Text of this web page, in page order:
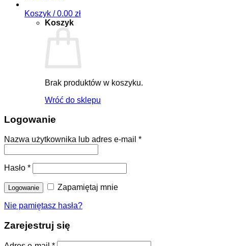
Koszyk /0.00 zł
Koszyk
Brak produktów w koszyku.
Wróć do sklepu
Logowanie
Nazwa użytkownika lub adres e-mail *
Hasło *
Zapamiętaj mnie
Nie pamiętasz hasła?
Zarejestruj się